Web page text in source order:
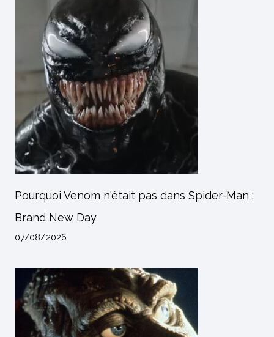
Pourquoi Venom n'était pas dans Spider-Man :
Brand New Day
07/08/2026